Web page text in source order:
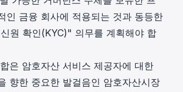
인 금융 회사에 적용되는 것과 동등한
원 확인(KYC)" 의무를 계획해야 합
은 암호자산 서비스 제공자에 대한
향한 중요한 발걸음인 암호자산시장